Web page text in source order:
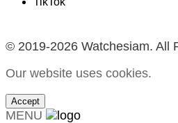
© 2019-2026 Watchesiam. All
Our website uses cookies.
Accept
MENU